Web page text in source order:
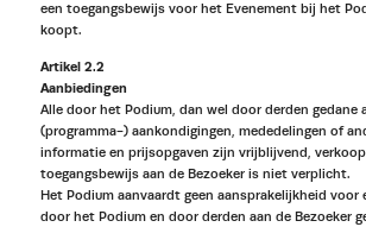
een toegangsbewijs voor het Evenement bij het
koopt.
Artikel 2.2
Aanbiedingen
Alle door het Podium, dan wel door derden gedane
(programma-) aankondigingen, mededelingen of
informatie en prijsopgaven zijn vrijblijvend, verkoop
toegangsbewijs aan de Bezoeker is niet verplicht.
Het Podium aanvaardt geen aansprakelijkheid voor
door het Podium en door derden aan de Bezoeker